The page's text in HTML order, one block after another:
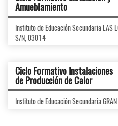
Amueblamiento
Instituto de Educación Secundaria LAS
S/N, 03014
Ciclo Formativo Instalaciones
de Producción de Calor
Instituto de Educación Secundaria